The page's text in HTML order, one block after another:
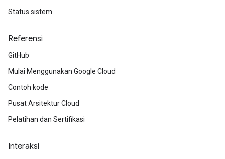
Status sistem
Referensi
GitHub
Mulai Menggunakan Google Cloud
Contoh kode
Pusat Arsitektur Cloud
Pelatihan dan Sertifikasi
Interaksi